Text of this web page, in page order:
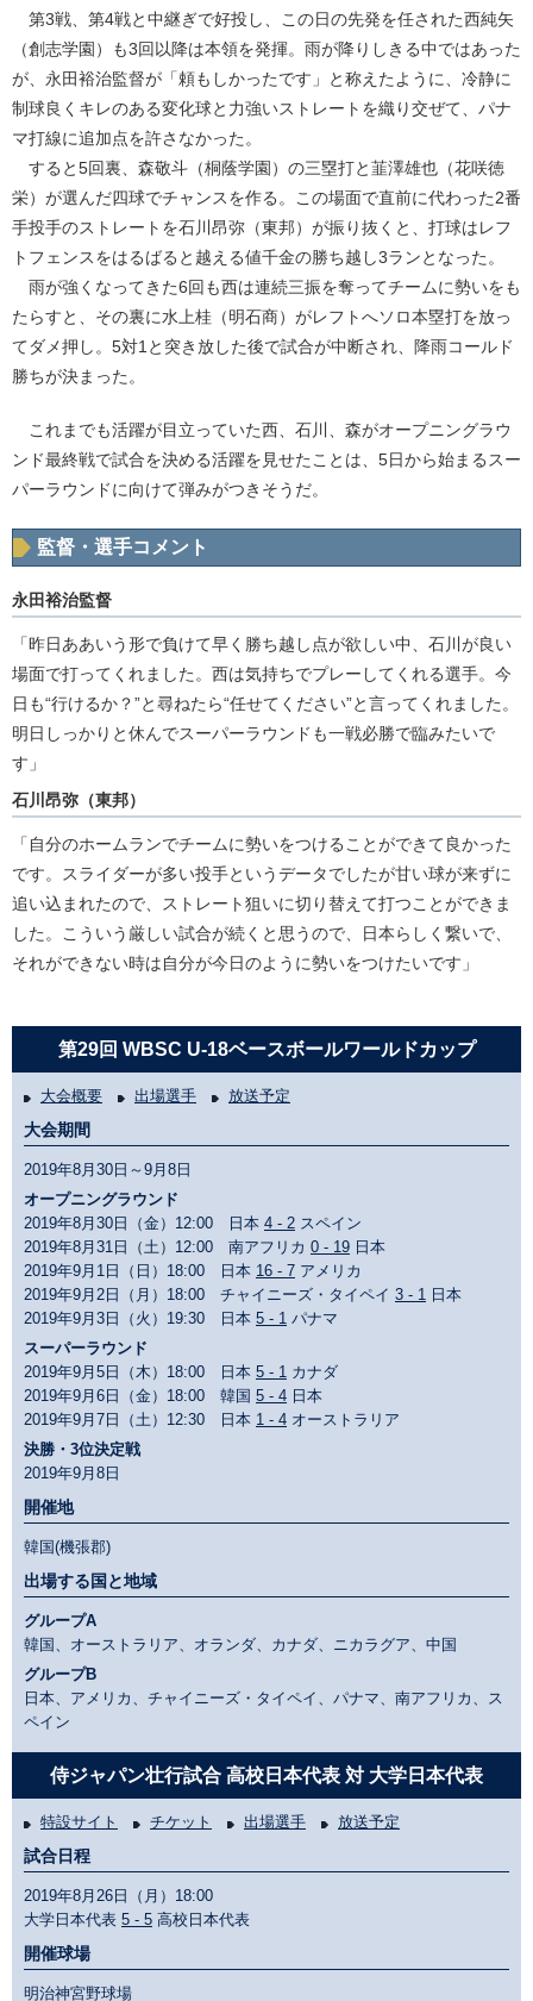
第3戦、第4戦と中継ぎで好投し、この日の先発を任された西純矢
（創志学園）も3回以降は本領を発揮。雨が降りしきる中ではあった
が、永田裕治監督が「頼もしかったです」と称えたように、冷静に
制球良くキレのある変化球と力強いストレートを織り交ぜて、パナ
マ打線に追加点を許さなかった。
すると5回裏、森敬斗（桐蔭学園）の三塁打と韮澤雄也（花咲徳
栄）が選んだ四球でチャンスを作る。この場面で直前に代わった2番
手投手のストレートを石川昂弥（東邦）が振り抜くと、打球はレフ
トフェンスをはるばると越える値千金の勝ち越し3ランとなった。
雨が強くなってきた6回も西は連続三振を奪ってチームに勢いをも
たらすと、その裏に水上桂（明石商）がレフトへソロ本塁打を放っ
てダメ押し。5対1と突き放した後で試合が中断され、降雨コールド
勝ちが決まった。
これまでも活躍が目立っていた西、石川、森がオープニングラウ
ンド最終戦で試合を決める活躍を見せたことは、5日から始まるスー
パーラウンドに向けて弾みがつきそうだ。
監督・選手コメント
永田裕治監督
「昨日ああいう形で負けて早く勝ち越し点が欲しい中、石川が良い
場面で打ってくれました。西は気持ちでプレーしてくれる選手。今
日も“行けるか？”と尋ねたら“任せてください”と言ってくれました。
明日しっかりと休んでスーパーラウンドも一戦必勝で臨みたいで
す」
石川昂弥（東邦）
「自分のホームランでチームに勢いをつけることができて良かった
です。スライダーが多い投手というデータでしたが甘い球が来ずに
追い込まれたので、ストレート狙いに切り替えて打つことができま
した。こういう厳しい試合が続くと思うので、日本らしく繋いで、
それができない時は自分が今日のように勢いをつけたいです」
第29回 WBSC U-18ベースボールワールドカップ
大会概要 出場選手 放送予定
大会期間
2019年8月30日～9月8日
オープニングラウンド
2019年8月30日（金）12:00 日本 4 - 2 スペイン
2019年8月31日（土）12:00 南アフリカ 0 - 19 日本
2019年9月1日（日）18:00 日本 16 - 7 アメリカ
2019年9月2日（月）18:00 チャイニーズ・タイペイ 3 - 1 日本
2019年9月3日（火）19:30 日本 5 - 1 パナマ
スーパーラウンド
2019年9月5日（木）18:00 日本 5 - 1 カナダ
2019年9月6日（金）18:00 韓国 5 - 4 日本
2019年9月7日（土）12:30 日本 1 - 4 オーストラリア
決勝・3位決定戦
2019年9月8日
開催地
韓国(機張郡)
出場する国と地域
グループA
韓国、オーストラリア、オランダ、カナダ、ニカラグア、中国
グループB
日本、アメリカ、チャイニーズ・タイペイ、パナマ、南アフリカ、ス
ペイン
侍ジャパン壮行試合 高校日本代表 対 大学日本代表
特設サイト チケット 出場選手 放送予定
試合日程
2019年8月26日（月）18:00
大学日本代表 5 - 5 高校日本代表
開催球場
明治神宮野球場